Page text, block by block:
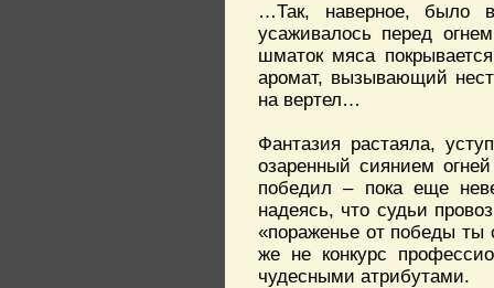
…Так, наверное, было
усаживалось перед
шматок мяса
аромат, вызывающий
на вертел…
Фантазия растаяла,
озаренный сиянием
победил – пока еще
надеясь, что судьи
«пораженье от победы ты
же не конкурс
чудесными атрибутами.